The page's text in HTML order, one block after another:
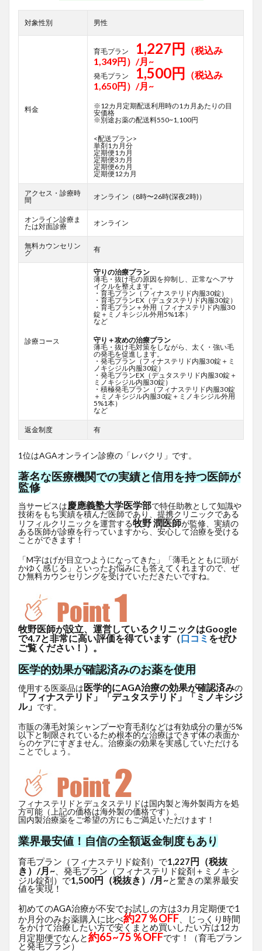
対象性別 男性
料金
育毛プラン 1,227円 （税込み
1,349円）/月~
発毛プラン 1,500円 （税込み
1,650円）/月~
※12カ月定期配送利用時の1カ月あたりの目
安価格
※別途お薬の配送料550~1,100円
<配送プラン>
単剤1カ月分
定期便1カ月
定期便3カ月
定期便6カ月
定期便12カ月
アクセス・診療時
間
オンライン（8時〜26時(深夜2時)）
オンライン診療ま
たは対面診療
オンライン
無料カウンセリン
グ
有
診療コース
守りの治療プラン
薄毛・抜け毛の原因を抑制し、正常なヘアサ
イクルを整えます。
・育毛プラン（フィナステリド内服30錠）
・育毛プランEX（デュタステリド内服30錠）
・育毛プラン＋外用（フィナステリド内服30
錠＋ミノキシジル外用5%1本）
など
守り＋攻めの治療プラン
薄毛・抜け毛対策をしながら、太く・強い毛
の発毛を促進します。
・発毛プラン（フィナステリド内服30錠＋ミ
ノキシジル内服30錠）
・発毛プランEX（デュタステリド内服30錠＋
ミノキシジル内服30錠）
・積極発毛プラン（フィナステリド内服30錠
＋ミノキシジル内服30錠＋ミノキシジル外用
5%1本）
など
返金制度 有
1位はAGAオンライン診療の「レバクリ」です。
著名な医療機関での実績と信用を持つ医師が
監修
当サービスは慶應義塾大学医学部で特任助教として知識や
技術をもち実績を積んだ医師であり、提携クリニックである
リフィルクリニックを運営する牧野 潤医師が監修、実績の
ある医師が診療を行っていますから、安心して治療を受ける
ことができます！
「M字はげが目立つようになってきた」「薄毛とともに頭が
かゆく感じる」といったお悩みにも答えてくれますので、ぜ
ひ無料カウンセリングを受けていただきたいですね。
牧野医師が設立、運営しているクリニックはGoogle
で4.7と非常に高い評価を得ています（口コミ をぜひ
ご覧ください！）。
医学的効果が確認済みのお薬を使用
使用する医薬品は医学的にAGA治療の効果が確認済みの
「フィナステリド」「デュタステリド」「ミノキシジ
ル」 です。
市販の薄毛対策シャンプーや育毛剤などは有効成分の量が5%
以下と制限されているため根本的な治療はできず体の表面か
らのケアにすぎません。治療薬の効果を実感していただける
ことでしょう。
フィナステリドとデュタステリドは国内製と海外製両方を処
方可能（上記の価格は海外製の価格です）。
国内製治療薬をご希望の方にもご満足いただけます！
業界最安値！自信の全額返金制度もあり
育毛プラン（フィナステリド錠剤）で1,227円（税抜
き）/月~ 、発毛プラン（フィナステリド錠剤＋ミノキシ
ジル錠剤）で1,500円（税抜き）/月~と驚きの業界最安
値を実現！
初めてのAGA治療が不安でお試しの方は3カ月定期便で1
か月分のみお薬購入に比べ約27％OFF 、じっくり時間
をかけて治療したい方で安くまとめ買いしたい方は12カ
月定期便でなんと約65~75％OFFです！（育毛プラン
と発毛プラン）